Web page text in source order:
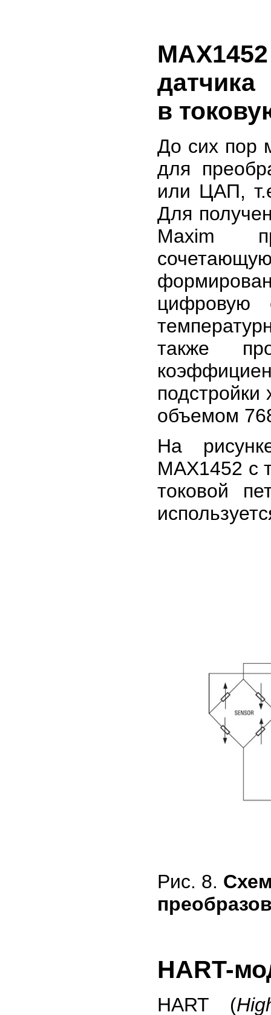
датчика
в
До сих пор
для
или ЦАП,
Для
Maxim
цифровую
также
подстройки
объемом
На
MAX1452 с
токовой
Рис. 8.
HART-
HART (